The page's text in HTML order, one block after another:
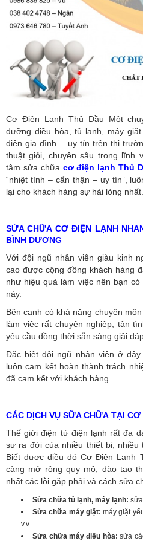
Cơ Điện Lạnh Thủ Dầu Một
dưỡng điều hòa, tủ lạnh, máy
điện gia đình …uy tín trên thị
thuật giỏi, chuyên sâu trong lĩnh
tâm sửa chữa cơ điện lạnh Thủ
“nhiệt tình – cẩn thận – uy tín”,
lại cho khách hàng sự hài lòng nhất.
SỬA CHỮA CƠ ĐIỆN LẠNH
BÌNH DƯƠNG
Với đội ngũ nhân viên giàu kinh
cao được cộng đồng khách hàng
như hiệu quả làm việc nên bạn
này.
Bên cạnh có khả năng chuyên
làm việc rất chuyên nghiệp, tận
yêu cầu đồng thời sẵn sàng giải
Đặc biệt đội ngũ nhân viên ở
luôn cam kết hoàn thành trách
đã cam kết với khách hàng.
CÁC DỊCH VỤ SỮA CHỮA TẠI
Thế giới điện tử điện lạnh rất đa
sự ra đời của nhiều thiết bị, nhiều
Biết được điều đó Cơ Điện Lạnh
càng mở rộng quy mô, đào tạo
nhất các lỗi gặp phải và cách sửa
Sửa chữa tủ lạnh, máy lạnh:
Sửa chữa máy giặt:máy giặt
v.v
Sửa chữa máy điều hòa: sửa